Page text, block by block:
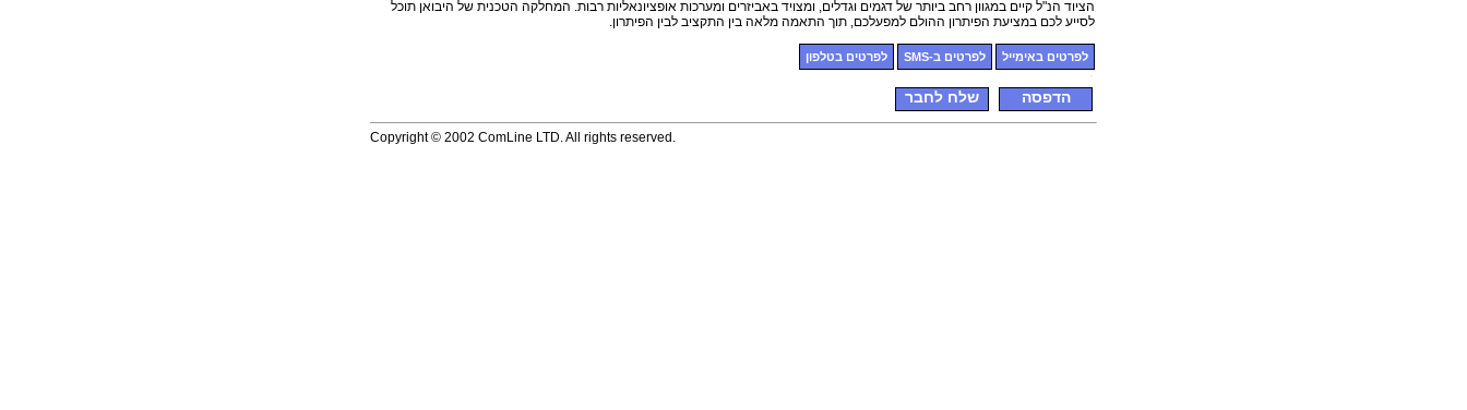
הציוד הנ"ל קיים במגוון רחב ביותר של דגמים וגדלים, ומצויד באביזרים ומערכות אופציונאליות רבות. המחלקה הטכנית של היבואן תוכל
לסייע לכם במציעת הפיתרון ההולם למפעלכם, תוך התאמה מלאה בין התקציב לבין הפיתרון.
לפרטים באימייל לפרטים ב-SMS לפרטים בטלפון
הדפסה שלח לחבר
Copyright © 2002 ComLine LTD. All rights reserved.